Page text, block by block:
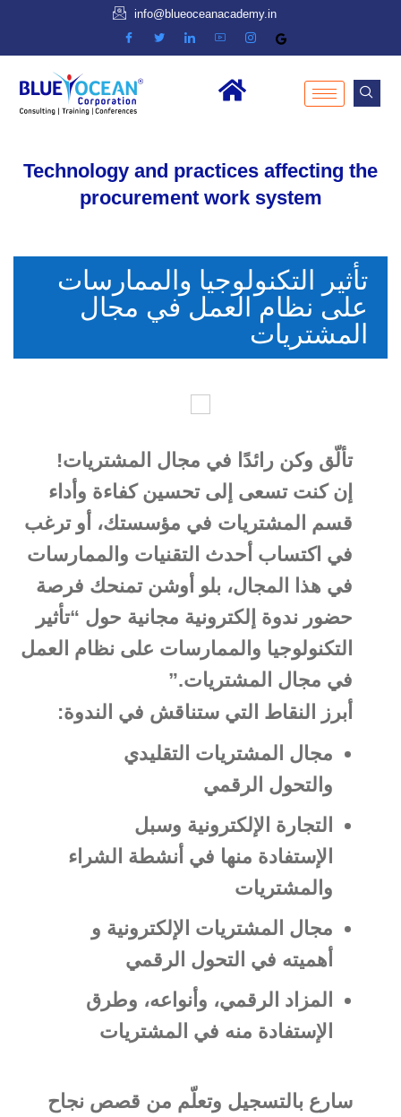
info@blueoceanacademy.in
Technology and practices affecting the
procurement work system
تأثير التكنولوجيا والممارسات
على نظام العمل في مجال
المشتريات
تألّق وكن رائدًا في مجال المشتريات!
إن كنت تسعى إلى تحسين كفاءة وأداء
قسم المشتريات في مؤسستك، أو ترغب
في اكتساب أحدث التقنيات والممارسات
في هذا المجال، بلو أوشن تمنحك فرصة
حضور ندوة إلكترونية مجانية حول “تأثير
التكنولوجيا والممارسات على نظام العمل
في مجال المشتريات.”
أبرز النقاط التي ستناقش في الندوة:
مجال المشتريات التقليدي
والتحول الرقمي
التجارة الإلكترونية وسبل
الإستفادة منها في أنشطة الشراء
والمشتريات
مجال المشتريات الإلكترونية و
أهميته في التحول الرقمي
المزاد الرقمي، وأنواعه، وطرق
الإستفادة منه في المشتريات
سارع بالتسجيل وتعلّم من قصص نجاح